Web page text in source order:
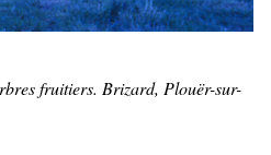
fruitiers. Brizard, Plouër-sur-